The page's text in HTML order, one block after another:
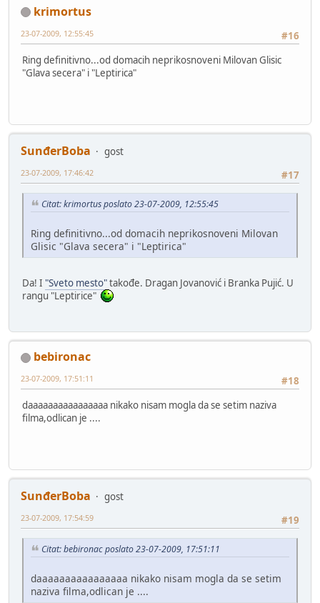
krimortus
#16
23-07-2009, 12:55:45
Ring definitivno...od domacih neprikosnoveni Milovan Glisic
"Glava secera" i "Leptirica"
SunđerBoba
gost
#17
23-07-2009, 17:46:42
Citat: krimortus poslato 23-07-2009, 12:55:45
Ring definitivno...od domacih neprikosnoveni Milovan
Glisic "Glava secera" i "Leptirica"
Da! I "Sveto mesto"takođe. Dragan Jovanović i Branka Pujić. U
rangu "Leptirice"
bebironac
#18
23-07-2009, 17:51:11
daaaaaaaaaaaaaaaa nikako nisam mogla da se setim naziva
filma,odlican je ....
SunđerBoba
gost
#19
23-07-2009, 17:54:59
Citat: bebironac poslato 23-07-2009, 17:51:11
daaaaaaaaaaaaaaaa nikako nisam mogla da se setim
naziva filma,odlican je ....